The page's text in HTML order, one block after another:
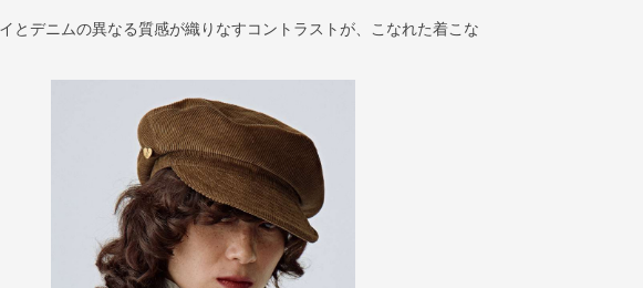
とデニムの異なる質感が織りなすコントラストが、こなれた着こな